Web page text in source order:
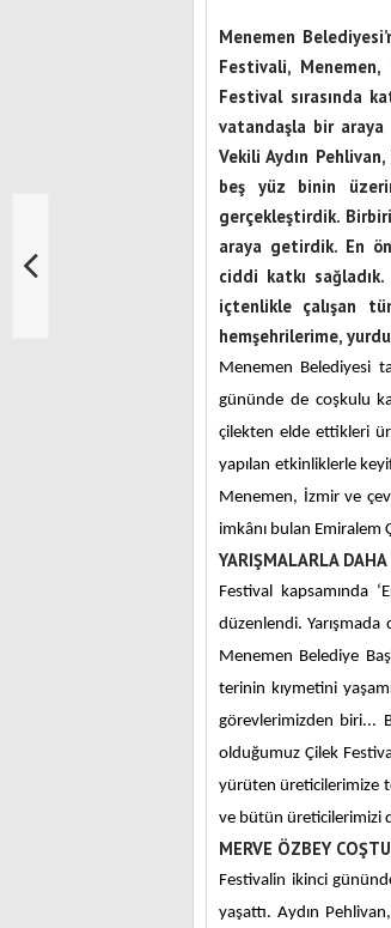
Menemen
Festivali,
Festival sırasında
vatandaşla bir araya
Vekili Aydın
beş yüz binin
gerçekleştirdik.
araya getirdik. En
ciddi katkı
içtenlikle çalışan
hemşehrilerime,
Menemen Belediyesi
gününde de coşkulu
çilekten elde ettikleri
yapılan etkinliklerle
Menemen, İzmir ve
imkânı bulan Emiralem
YARIŞMALARLA
Festival kapsamında
düzenlendi.
Menemen Belediye
terinin kıymetini
görevlerimizden biri...
olduğumuz Çilek
yürüten üreticilerimize
ve bütün üreticilerimizi
MERVE ÖZBEY
Festivalin ikinci
yaşattı. Aydın